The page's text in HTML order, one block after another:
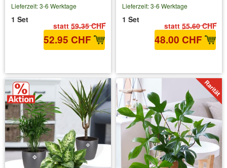
statt 59.35 CHF
Lieferzeit: 3-6 Werktage
1 Set
52.95 CHF
statt 55.60 CHF
Lieferzeit: 3-6 Werktage
1 Set
48.00 CHF